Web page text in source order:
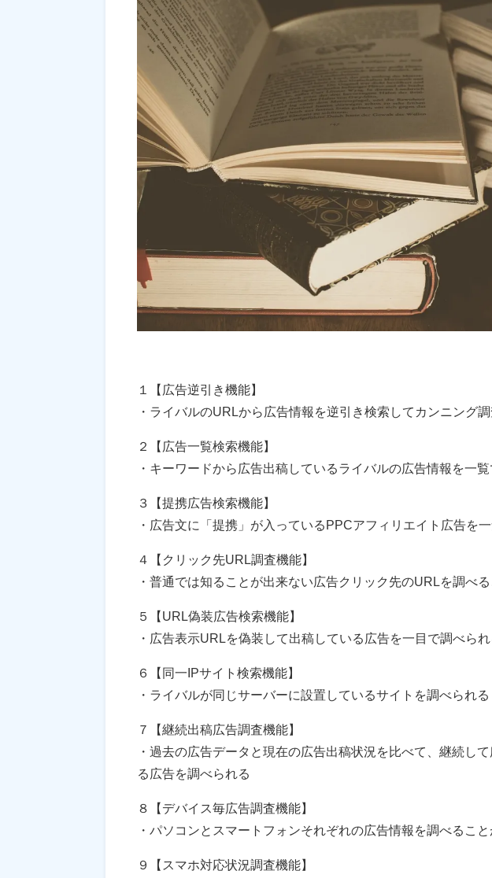
１【広告逆引き機能】
・ライバルのURLから広告情報を逆引き検索してカンニング
２【広告一覧検索機能】
・キーワードから広告出稿しているライバルの広告情報を一
３【提携広告検索機能】
・広告文に「提携」が入っているPPCアフィリエイト広告を
４【クリック先URL調査機能】
・普通では知ることが出来ない広告クリック先のURLを調べ
５【URL偽装広告検索機能】
・広告表示URLを偽装して出稿している広告を一目で調べられ
６【同一IPサイト検索機能】
・ライバルが同じサーバーに設置しているサイトを調べられる
７【継続出稿広告調査機能】
・過去の広告データと現在の広告出稿状況を比べて、継続し
る広告を調べられる
８【デバイス毎広告調査機能】
・パソコンとスマートフォンそれぞれの広告情報を調べること
９【スマホ対応状況調査機能】